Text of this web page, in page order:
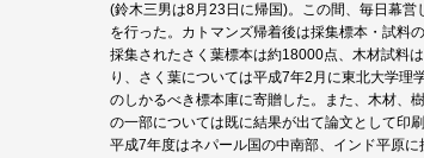
(鈴木三男は8月23日に帰国)。この間、毎日幕
を行った。カトマンズ帰着後は採集標本・試料
採集されたさく葉標本は約18000点、木材試料
り、さく葉については平成7年2月に東北大学
のしかるべき標本庫に寄贈した。また、木材、
の一部については既に結果が出て論文として印
平成7年度はネパール国の中南部、インド平原